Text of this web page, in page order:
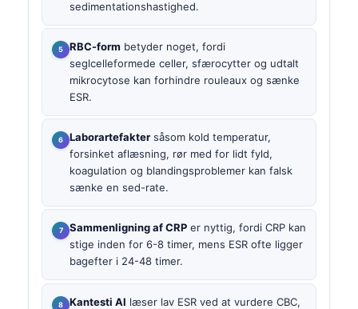
sedimentationshastighed.
RBC-form betyder noget, fordi
seglcelleformede celler, sfærocytter og udtalt
mikrocytose kan forhindre rouleaux og sænke
ESR.
Laborartefakter såsom kold temperatur,
forsinket aflæsning, rør med for lidt fyld,
koagulation og blandingsproblemer kan falsk
sænke en sed-rate.
Sammenligning af CRP er nyttig, fordi CRP kan
stige inden for 6-8 timer, mens ESR ofte ligger
bagefter i 24-48 timer.
Kantesti AI læser lav ESR ved at vurdere CBC,